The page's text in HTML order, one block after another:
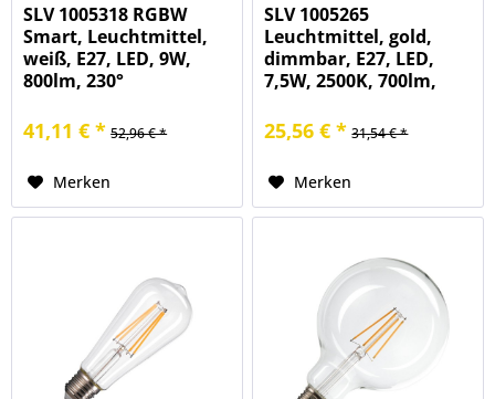
SLV 1005318 RGBW
Smart, Leuchtmittel,
weiß, E27, LED, 9W,
800lm, 230°
41,11 € * 52,96 € *
Merken
SLV 1005265
Leuchtmittel, gold,
dimmbar, E27, LED,
7,5W, 2500K, 700lm,
25,56 € * 31,54 € *
Merken